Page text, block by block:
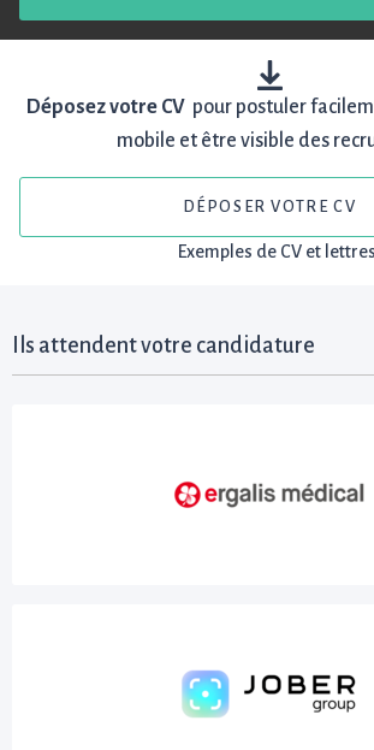
Déposez votre CVpour postuler
mobile et être visible des
DÉPOSER VOTRE CV
Exemples de CV et
Ils attendent votre candidature